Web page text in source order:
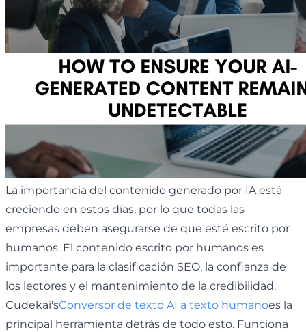
La importancia del contenido generado por IA está
creciendo en estos días, por lo que todas las
empresas deben asegurarse de que esté escrito por
humanos. El contenido escrito por humanos es
importante para la clasificación SEO, la confianza de
los lectores y el mantenimiento de la credibilidad.
Cudekai'sConversor de texto AI a texto humanoes la
principal herramienta detrás de todo esto. Funciona